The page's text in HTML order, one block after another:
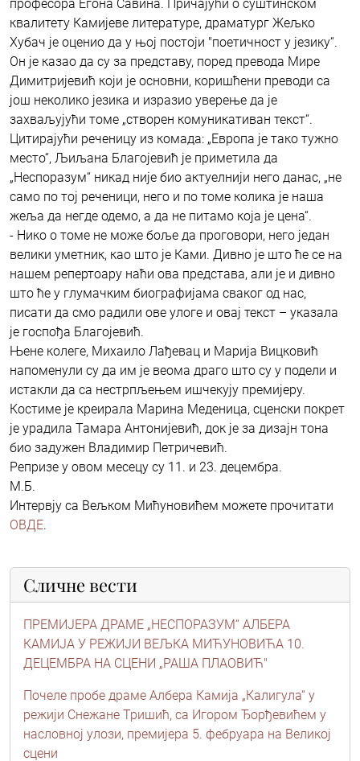
професора Егона Савина. Причајући о суштинском
квалитету Камијеве литературе, драматург Жељко
Хубач је оценио да у њој постоји "поетичност у језику“.
Он је казао да су за представу, поред превода Мире
Димитријевић који је основни, коришћени преводи са
још неколико језика и изразио уверење да је
захваљујући томе „створен комуникативан текст“.
Цитирајући реченицу из комада: „Европа је тако тужно
место“, Љиљана Благојевић је приметила да
„Неспоразум“ никад није био актуелнији него данас, „не
само по тој реченици, него и по томе колика је наша
жеља да негде одемо, а да не питамо која је цена“.
- Нико о томе не може боље да проговори, него један
велики уметник, као што је Ками. Дивно је што ће се на
нашем репертоару наћи ова представа, али је и дивно
што ће у глумачким биографијама сваког од нас,
писати да смо радили ове улоге и овај текст – указала
је госпођа Благојевић.
Њене колеге, Михаило Лађевац и Марија Вицковић
напоменули су да им је веома драго што су у подели и
истакли да са нестрпљењем ишчекују премијеру.
Костиме је креирала Марина Меденица, сценски покрет
је урадила Тамара Антонијевић, док је за дизајн тона
био задужен Владимир Петричевић.
Репризе у овом месецу су 11. и 23. децембра.
М.Б.
Интервју са Вељком Мићуновићем можете прочитати
ОВДЕ.
Сличне вести
ПРЕМИЈЕРА ДРАМЕ „НЕСПОРАЗУМ“ АЛБЕРА
КАМИЈА У РЕЖИЈИ ВЕЉКА МИЋУНОВИЋА 10.
ДЕЦЕМБРА НА СЦЕНИ „РАША ПЛАОВИЋ"
Почеле пробе драме Албера Камија „Калигула“ у
режији Снежане Тришић, са Игором Ђорђевићем у
насловној улози, премијера 5. фебруара на Великој
сцени